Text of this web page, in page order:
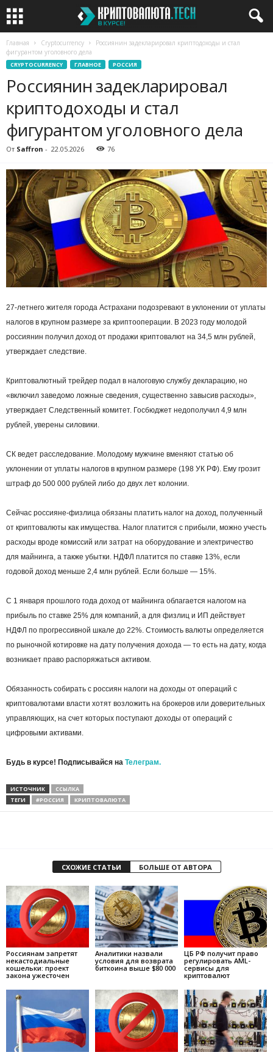
Главная Cryptocurrency
Россиянин задекларировал криптодоходы и стал
фигурантом уголовного дела
CRYPTOCURRENCY ГЛАВНОЕ РОССИЯ
Россиянин задекларировал
криптодоходы и стал
фигурантом уголовного дела
От Saffron - 22.05.2026 76
27‑летнего жителя города Астрахани подозревают в уклонении от уплаты
налогов в крупном размере за криптооперации. В 2023 году молодой
россиянин получил доход от продажи криптовалют на 34,5 млн рублей,
утверждает следствие.
Криптовалютный трейдер подал в налоговую службу декларацию, но
«включил заведомо ложные сведения, существенно завысив расходы»,
утверждает Следственный комитет. Госбюджет недополучил 4,9 млн
рублей, уверены силовики.
СК ведет расследование. Молодому мужчине вменяют статью об
уклонении от уплаты налогов в крупном размере (198 УК РФ). Ему грозит
штраф до 500 000 рублей либо до двух лет колонии.
Сейчас россияне-физлица обязаны платить налог на доход, полученный
от криптовалюты как имущества. Налог платится с прибыли, можно учесть
расходы вроде комиссий или затрат на оборудование и электричество
для майнинга, а также убытки. НДФЛ платится по ставке 13%, если
годовой доход меньше 2,4 млн рублей. Если больше — 15%.
С 1 января прошлого года доход от майнинга облагается налогом на
прибыль по ставке 25% для компаний, а для физлиц и ИП действует
НДФЛ по прогрессивной шкале до 22%. Стоимость валюты определяется
по рыночной котировке на дату получения дохода — то есть на дату, когда
возникает право распоряжаться активом.
Обязанность собирать с россиян налоги на доходы от операций с
криптовалютами власти хотят возложить на брокеров или доверительных
управляющих, на счет которых поступают доходы от операций с
цифровыми активами.
Будь в курсе! Подписывайся на Телеграм.
ИСТОЧНИК
ССЫЛКА
ТЕГИ
#РОССИЯ КРИПТОВАЛЮТА
СХОЖИЕ СТАТЬИ БОЛЬШЕ ОТ АВТОРА
Россиянам запретят
некастодиальные
кошельки: проект
закона ужесточен
Аналитики назвали
условия для возврата
биткоина выше $80 000
ЦБ РФ получит право
регулировать AML-
сервисы для
криптовалют